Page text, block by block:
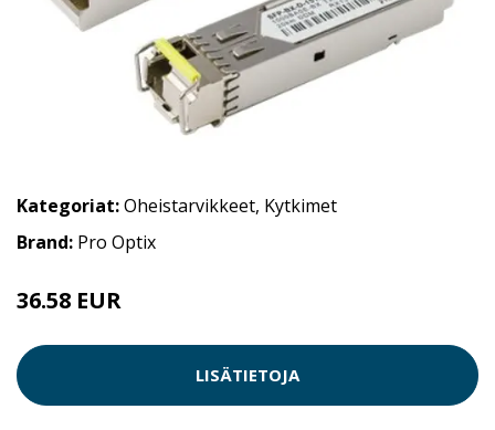
Kategoriat:Oheistarvikkeet, Kytkimet
Brand: Pro Optix
36.58 EUR
LISÄTIETOJA